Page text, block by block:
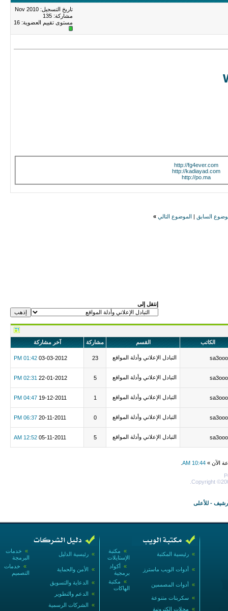
تاريخ التسجيل: Nov 2010
مشاركة: 135
مستوى تقييم العضوية: 16
http://fg4ever.com
http://kadiayad.com
http://po.ma
السابق الموضوع التالي »
إنتقل إلى
الكاتب القسم مشاركة آخر مشاركة
التبادل الإعلاني وأدلة المواقع 23
03-03-2012
01:42 PM
التبادل الإعلاني وأدلة المواقع 5
22-01-2012
02:31 PM
التبادل الإعلاني وأدلة المواقع 1
19-12-2011
04:47 PM
التبادل الإعلاني وأدلة المواقع 0
20-11-2011
06:37 PM
التبادل الإعلاني وأدلة المواقع 5
05-11-2011
12:52 AM
الآن » 10:44 AM
Copyright
- للأعلى
» خدمات
البرمجة
» رئيسية الدليل
» خدمات
التصميم
» الأمن والحماية
» الدعاية والتسويق
» الدعم والتطوير
» الشركات الرسمية
» مكتبة
الإستايلات
» رئيسية المكتبة
» أكواد
برمجية
» أدوات الويب ماسترز
» مكتبة
الهاكات
» أدوات المصممين
» سكربتات متنوعة
» مجلات إلكترونية